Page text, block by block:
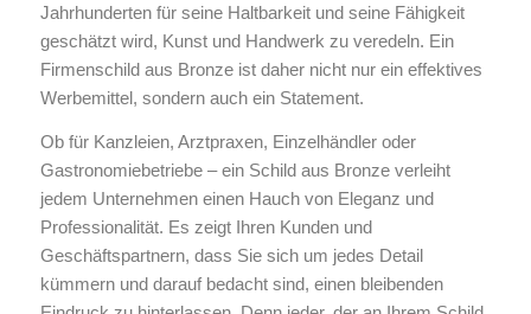
Jahrhunderten für seine Haltbarkeit und seine Fähigkeit
geschätzt wird, Kunst und Handwerk zu veredeln. Ein
Firmenschild aus Bronze ist daher nicht nur ein effektives
Werbemittel, sondern auch ein Statement.
Ob für Kanzleien, Arztpraxen, Einzelhändler oder
Gastronomiebetriebe – ein Schild aus Bronze verleiht
jedem Unternehmen einen Hauch von Eleganz und
Professionalität. Es zeigt Ihren Kunden und
Geschäftspartnern, dass Sie sich um jedes Detail
kümmern und darauf bedacht sind, einen bleibenden